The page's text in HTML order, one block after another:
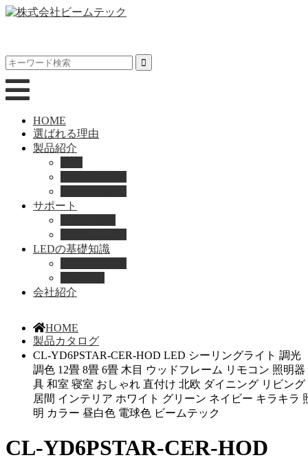
HOME
選ばれる理由
製品紹介
サポート
LEDの基礎知識
会社紹介
HOME
製品カタログ
CL-YD6PSTAR-CER-HOD LED シーリングライト 調光
調色 12畳 8畳 6畳 木目 ウッドフレーム リモコン 照明器
具 和室 寝室 おしゃれ 直付け 北欧 ダイニング リビング
居間 インテリア ホワイト グリーン ネイビー キラキラ
明 カラー 昼白色 電球色 ビームテック
CL-YD6PSTAR-CER-HOD